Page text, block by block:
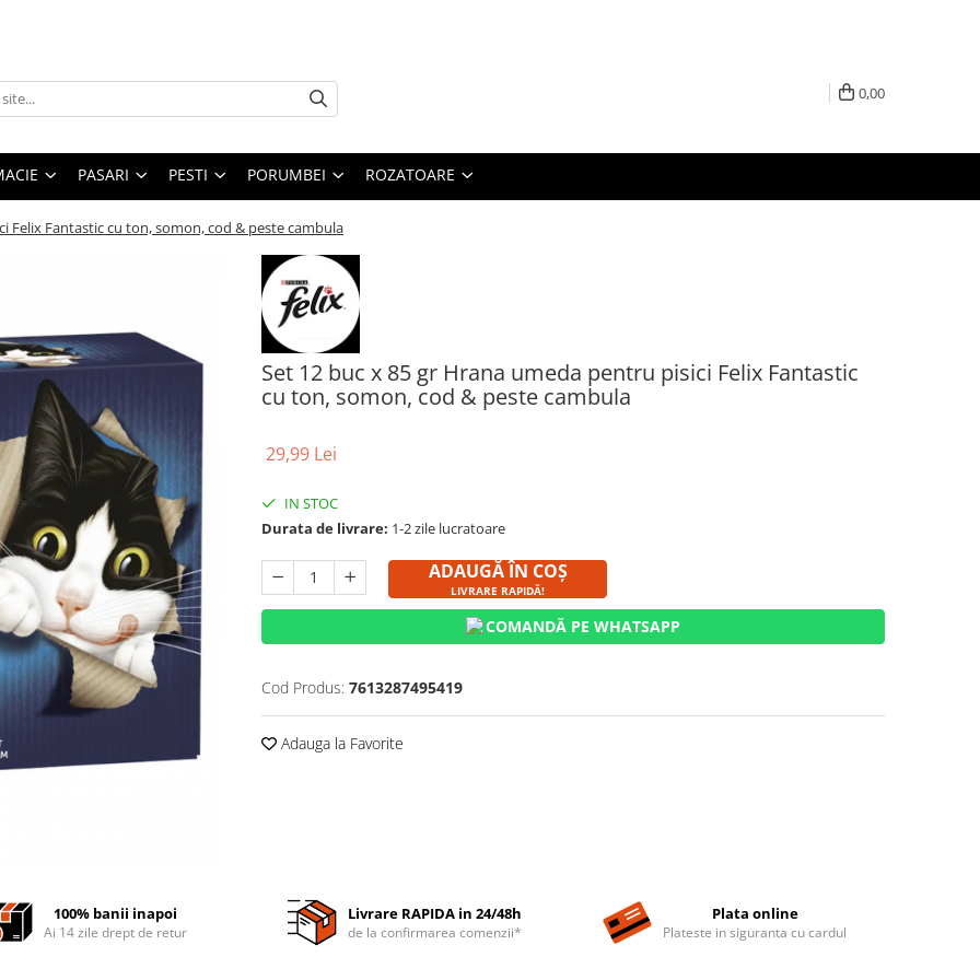
0,00
PASARI PESTI PORUMBEI ROZATOARE
Felix Fantastic cu ton, somon, cod & peste cambula
Set 12 buc x 85 gr Hrana umeda pentru pisici Felix Fantastic
cu ton, somon, cod & peste cambula
29,99 Lei
IN STOC
Durata de livrare: 1-2 zile lucratoare
ADAUGĂ ÎN COȘ
LIVRARE RAPIDĂ!
COMANDĂ PE WHATSAPP
Cod Produs: 7613287495419
Adauga la Favorite
100% banii inapoi
Ai 14 zile drept de retur
Livrare RAPIDA in 24/48h
de la confirmarea comenzii*
Plata online
Plateste in siguranta cu cardul